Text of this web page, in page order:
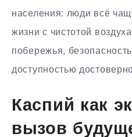
населения: люди всё
жизни с чистотой
побережья,
доступностью
Каспий как
вызов